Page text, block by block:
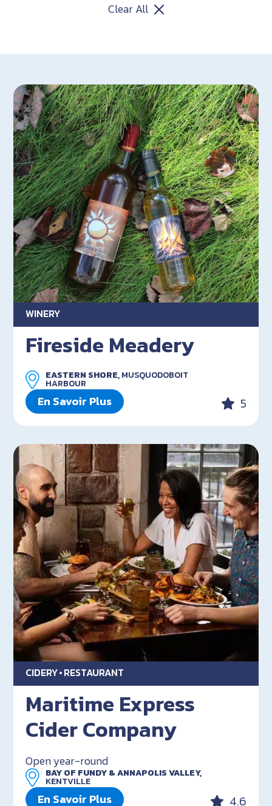
Clear All
WINERY
Fireside Meadery
EASTERN SHORE,MUSQUODOBOIT
HARBOUR
En Savoir Plus 5
CIDERY RESTAURANT
Maritime Express
Cider Company
Open year-round
BAY OF FUNDY & ANNAPOLIS VALLEY,
KENTVILLE
En Savoir Plus 4.6